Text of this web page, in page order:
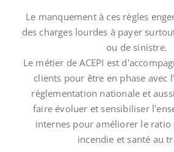
Le manquement à ces règles
des charges lourdes à payer
ou de sinistre.
Le métier de ACEPI est
clients pour être en phase avec
règlementation nationale et
faire évoluer et sensibiliser
internes pour améliorer le ratio
incendie et santé au